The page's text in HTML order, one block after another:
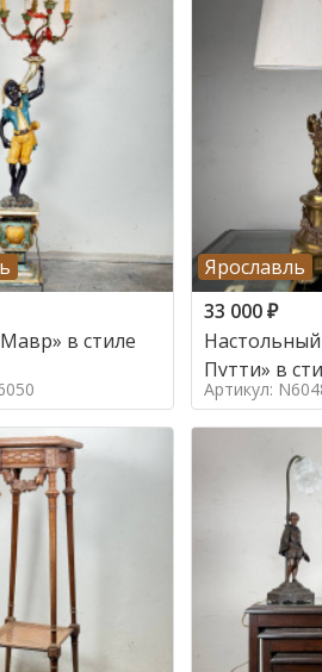
в стиле
Ярославль
33 000₽
Путти» в
Артикул: